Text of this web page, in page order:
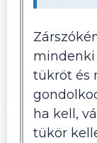
mindenki
tükröt és
ha kell,
tükör